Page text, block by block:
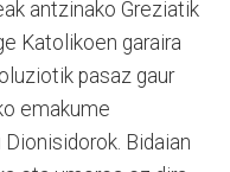
antzinako Greziatik
Katolikoen garaira
pasaz gaur
emakume
Bidaian